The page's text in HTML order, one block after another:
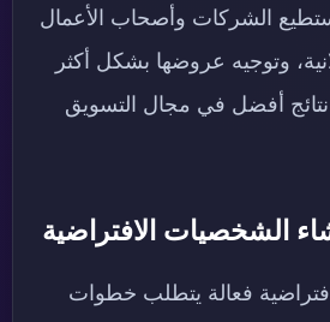
الشركات وأصحاب الأعمال
وتوجيه عروضها بشكل أكثر
نتائج أفضل في مجال التسويق
فعالة يتطلب خطوات